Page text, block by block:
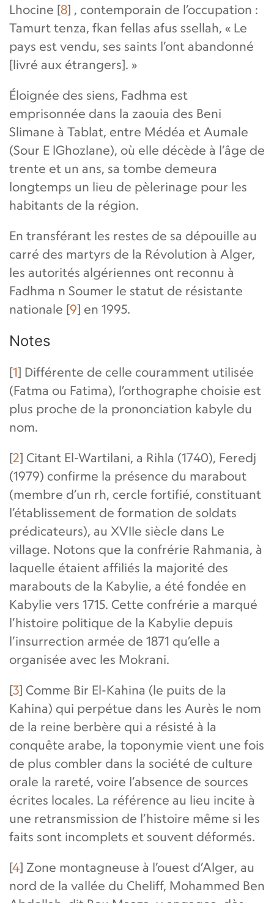
Lhocine [8] , contemporain de l’occupation :
Tamurt tenza, fkan fellas afus ssellah, « Le
pays est vendu, ses saints l’ont abandonné
[livré aux étrangers]. »
Éloignée des siens, Fadhma est
emprisonnée dans la zaouia des Beni
Slimane à Tablat, entre Médéa et Aumale
(Sour E lGhozlane), où elle décède à l’âge de
trente et un ans, sa tombe demeura
longtemps un lieu de pèlerinage pour les
habitants de la région.
En transférant les restes de sa dépouille au
carré des martyrs de la Révolution à Alger,
les autorités algériennes ont reconnu à
Fadhma n Soumer le statut de résistante
nationale [9] en 1995.
Notes
[1] Différente de celle couramment utilisée
(Fatma ou Fatima), l’orthographe choisie est
plus proche de la prononciation kabyle du
nom.
[2] Citant El-Wartilani, a Rihla (1740), Feredj
(1979) confirme la présence du marabout
(membre d’un rh, cercle fortifié, constituant
l’établissement de formation de soldats
prédicateurs), au XVIIe siècle dans Le
village. Notons que la confrérie Rahmania, à
laquelle étaient affiliés la majorité des
marabouts de la Kabylie, a été fondée en
Kabylie vers 1715. Cette confrérie a marqué
l’histoire politique de la Kabylie depuis
l’insurrection armée de 1871 qu’elle a
organisée avec les Mokrani.
[3] Comme Bir El-Kahina (le puits de la
Kahina) qui perpétue dans les Aurès le nom
de la reine berbère qui a résisté à la
conquête arabe, la toponymie vient une fois
de plus combler dans la société de culture
orale la rareté, voire l’absence de sources
écrites locales. La référence au lieu incite à
une retransmission de l’histoire même si les
faits sont incomplets et souvent déformés.
[4] Zone montagneuse à l’ouest d’Alger, au
nord de la vallée du Cheliff, Mohammed Ben